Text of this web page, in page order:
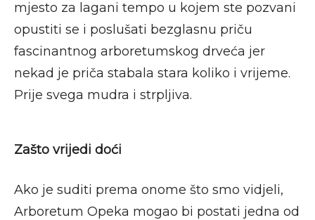
mjesto za lagani tempo u kojem ste pozvani
opustiti se i poslušati bezglasnu priču
fascinantnog arboretumskog drveća jer
nekad je priča stabala stara koliko i vrijeme.
Prije svega mudra i strpljiva.
Zašto vrijedi doći
Ako je suditi prema onome što smo vidjeli,
Arboretum Opeka mogao bi postati jedna od